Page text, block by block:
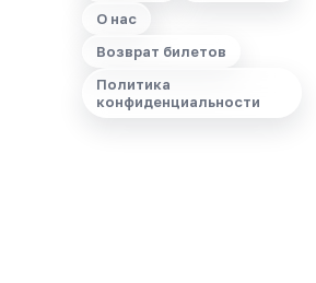
О нас
Возврат билетов
Политика
конфиденциальности